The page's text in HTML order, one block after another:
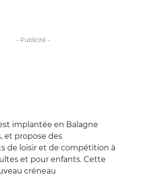
implantée en Balagne
et propose des
de loisir et de compétition à
et pour enfants. Cette
créneau